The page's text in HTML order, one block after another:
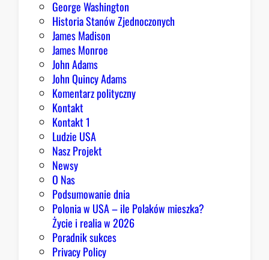
George Washington
Historia Stanów Zjednoczonych
James Madison
James Monroe
John Adams
John Quincy Adams
Komentarz polityczny
Kontakt
Kontakt 1
Ludzie USA
Nasz Projekt
Newsy
O Nas
Podsumowanie dnia
Polonia w USA – ile Polaków mieszka?
Życie i realia w 2026
Poradnik sukces
Privacy Policy